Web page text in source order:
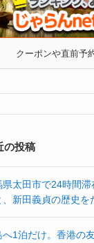
クーポンや直前予
の投稿
県太田市で24時間
、新田義貞の歴史を
へ1泊だけ。香港の